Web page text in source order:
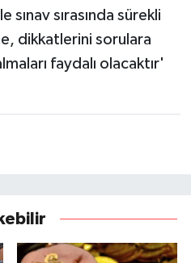
sınav sırasında sürekli
dikkatlerini sorulara
faydalı olacaktır'